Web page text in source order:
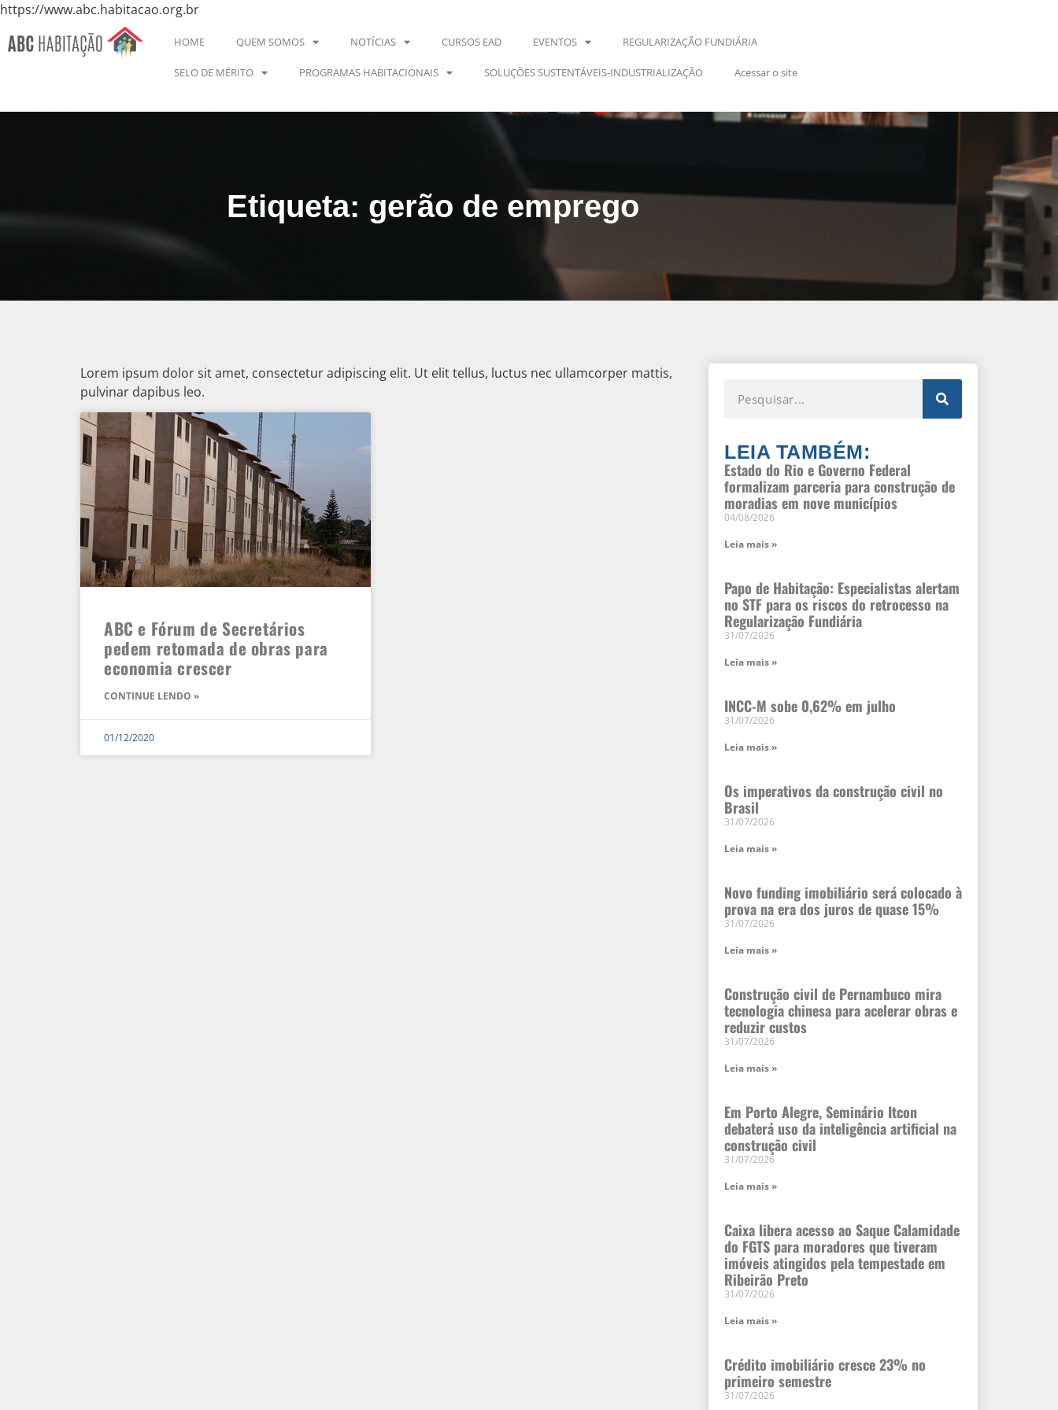
https://www.abc.habitacao.org.br
HOME QUEM SOMOS NOTÍCIAS CURSOS EAD EVENTOS REGULARIZAÇÃO FUNDIÁRIA
SELO DE MÉRITO PROGRAMAS HABITACIONAIS SOLUÇÕES SUSTENTÁVEIS-INDUSTRIALIZAÇÃO Acessar o site
Etiqueta: gerão de emprego
Lorem ipsum dolor sit amet, consectetur adipiscing elit. Ut elit tellus, luctus nec ullamcorper mattis,
pulvinar dapibus leo.
ABC e Fórum de Secretários
pedem retomada de obras para
economia crescer
CONTINUE LENDO »
01/12/2020
LEIA TAMBÉM:
Estado do Rio e Governo Federal
formalizam parceria para construção de
moradias em nove municípios
04/08/2026
Leia mais »
Papo de Habitação: Especialistas alertam
no STF para os riscos do retrocesso na
Regularização Fundiária
31/07/2026
Leia mais »
INCC-M sobe 0,62% em julho
31/07/2026
Leia mais »
Os imperativos da construção civil no
Brasil
31/07/2026
Leia mais »
Novo funding imobiliário será colocado à
prova na era dos juros de quase 15%
31/07/2026
Leia mais »
Construção civil de Pernambuco mira
tecnologia chinesa para acelerar obras e
reduzir custos
31/07/2026
Leia mais »
Em Porto Alegre, Seminário Itcon
debaterá uso da inteligência artificial na
construção civil
31/07/2026
Leia mais »
Caixa libera acesso ao Saque Calamidade
do FGTS para moradores que tiveram
imóveis atingidos pela tempestade em
Ribeirão Preto
31/07/2026
Leia mais »
Crédito imobiliário cresce 23% no
primeiro semestre
31/07/2026